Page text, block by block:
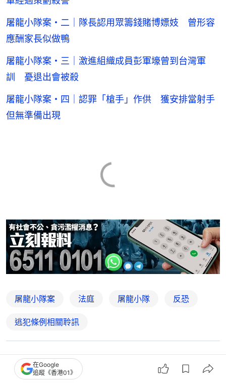
屠龍小隊案・二｜隊長認用眾籌錢賭博嫖妓 曾形容
應酬家長似做鴨
屠龍小隊案・三｜激進組織成員彭軍壕曾到台灣軍
訓 憂退出會被殺
屠龍小隊案・四｜認罪「槍手」作供 獲安排當射手
但無準備出現
屠龍小隊案 法庭 屠龍小隊 反恐
逃犯條例相關聆訊
搶先表達
在Google
追蹤《香港01》